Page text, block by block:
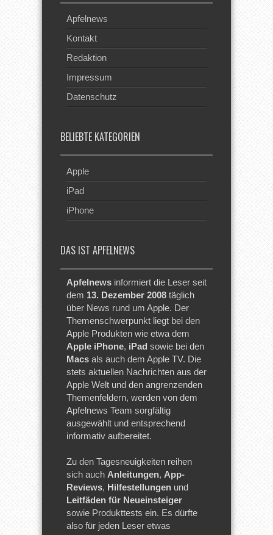
Apfelnews
Kontakt
Redaktion
Impressum
Datenschutz
BELIEBTE KATEGORIEN
Apple
iPad
iPhone
DAS IST APFELNEWS
Apfelnews informiert die Leser seit
dem 13. Dezember 2008 täglich
über News rund um Apple. Der
Themenschwerpunkt liegt bei den
Apple Produkten wie etwa dem
Apple iPhone, iPad sowie bei den
Macs als auch dem Apple TV. Die
stets aktuellen Nachrichten aus der
Apple Welt und den angrenzenden
Themenfeldern, werden von dem
Apfelnews Team sorgfältig
ausgewählt und entsprechend
informativ aufbereitet.
Zu den Tagesneuigkeiten reihen
sich auch Anleitungen, App-
Reviews, Hilfestellungen und
Leitfäden für Neueinsteiger
sowie Produkttests ein. Es dürfte
also für jeden Leser etwas